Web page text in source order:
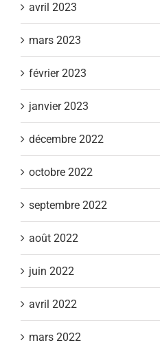
avril 2023
mars 2023
février 2023
janvier 2023
décembre 2022
octobre 2022
septembre 2022
août 2022
juin 2022
avril 2022
mars 2022